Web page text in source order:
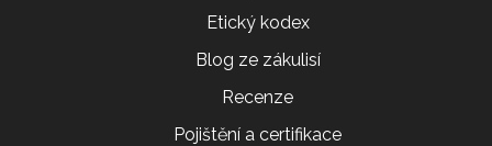
Etický kodex
Blog ze zákulisí
Recenze
Pojištění a certifikace